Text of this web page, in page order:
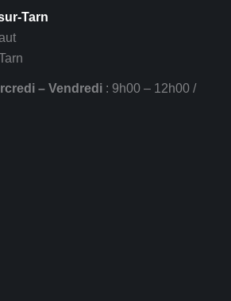
Tarn
– Vendredi : 9h00 – 12h00 /